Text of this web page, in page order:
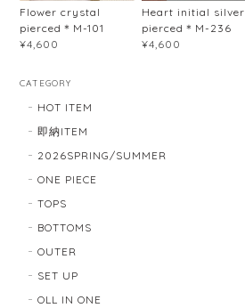
Flower crystal
pierced＊M-101
¥4,600
Heart initial silver
pierced＊M-236
¥4,600
CATEGORY
HOT ITEM
即納ITEM
2026SPRING/SUMMER
ONE PIECE
TOPS
BOTTOMS
OUTER
SET UP
OLL IN ONE